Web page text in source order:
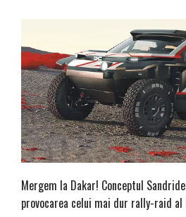
Mergem la Dakar! Conceptul
provocarea celui mai dur rally-raid